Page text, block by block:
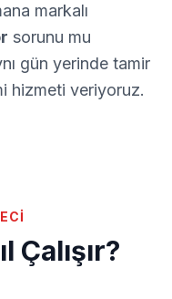
markalı
sorunu mu
gün yerinde tamir
hizmeti veriyoruz.
Çalışır?